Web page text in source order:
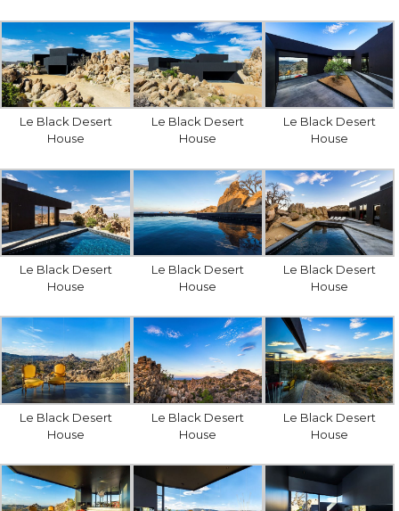
Le Black Desert
House
Le Black Desert
House
Le Black Desert
House
Le Black Desert
House
Le Black Desert
House
Le Black Desert
House
Le Black Desert
House
Le Black Desert
House
Le Black Desert
House